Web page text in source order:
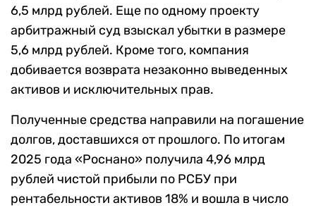
6,5 млрд рублей. Еще по одному проекту
арбитражный суд взыскал убытки в размере
5,6 млрд рублей. Кроме того, компания
добивается возврата незаконно выведенных
активов и исключительных прав.
Полученные средства направили на погашение
долгов, доставшихся от прошлого. По итогам
2025 года «Роснано» получила 4,96 млрд
рублей чистой прибыли по РСБУ при
рентабельности активов 18% и вошла в число